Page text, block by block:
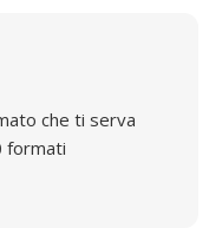
che ti serva
formati